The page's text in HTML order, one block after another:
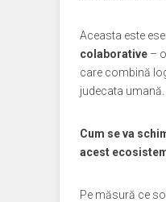
Aceasta este
colaborative –
care combină
judecata umană.
Cum se va
acest
Pe măsură ce